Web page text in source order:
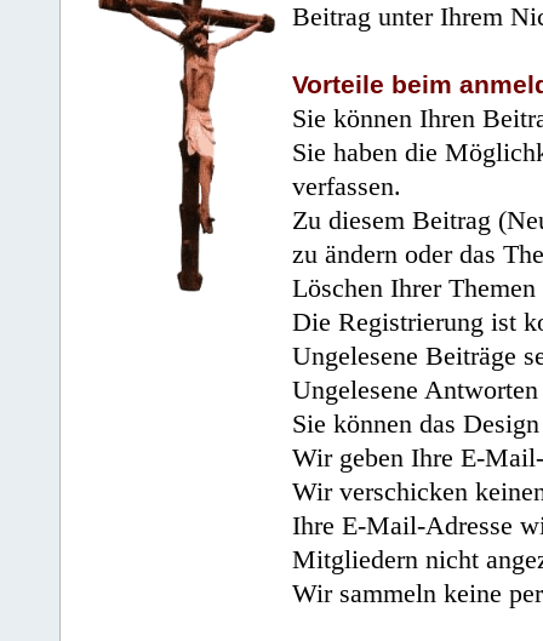
Beitrag unter Ihrem
Vorteile beim
Sie können Ihren
Sie haben die
verfassen.
Zu diesem Beitrag
zu ändern oder das
Löschen Ihrer
Die Registrierung ist
Ungelesene Beiträge
Ungelesene
Sie können das
Wir geben Ihre E-
Wir verschicken
Ihre E-Mail-Adresse
Mitgliedern nicht
Wir sammeln keine